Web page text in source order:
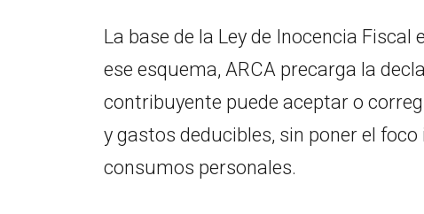
La base de la Ley de Inocencia
ese esquema, ARCA precarga la
contribuyente puede aceptar o
y gastos deducibles, sin poner el
consumos personales.